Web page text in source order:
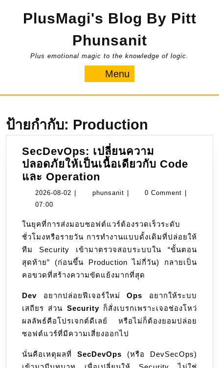
PlusMagi's Blog By Pitt
Phunsanit
Plus emotional magic to the knowledge of logic.
Menu
ป้ายกำกับ: Production
SecDevOps: เปลี่ยนความ
ปลอดภัยให้เป็นเนื้อเดียวกับ Code
และ Operation
เปลี่ยน
ให้
เป็น
เนื้อ
เดียว
กับ
Code
และ
Operation
2026-08-02 2026- phunsanit phunsanit0 Comment
07:00
ในยุคที่การส่งมอบซอฟต์แวร์ต้องรวดเร็วระดับ
ชั่วโมงหรือรายวัน การทำงานแบบดั้งเดิมที่ปล่อยให้
ทีม Security เข้ามาตรวจสอบระบบใน “ขั้นตอน
สุดท้าย” (ก่อนขึ้น Production ไม่กี่วัน) กลายเป็น
คอขวดที่สร้างความขัดแย้งมากที่สุด
Dev อยากปล่อยฟีเจอร์ใหม่Ops อยากให้ระบบ
เสถียร ส่วน Securityก็สั่งเบรกเพราะเจอช่องโหว่
ผลลัพธ์คือโปรเจกต์ดีเลย์ หรือไม่ก็ต้องยอมปล่อย
ซอฟต์แวร์ที่มีความเสี่ยงออกไป
นั่นคือเหตุผลที่ SecDevOps (หรือ DevSecOps)